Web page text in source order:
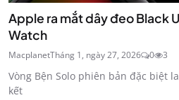
Apple ra mắt dây đeo Black
Watch
MacplanetTháng 1, ngày 27, 2026 0 3
Vòng Bện Solo phiên bản đặc biệt
kết